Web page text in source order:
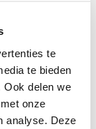
te
te bieden
Ook delen we
onze
analyse. Deze
kunnen
bij de artikelen.